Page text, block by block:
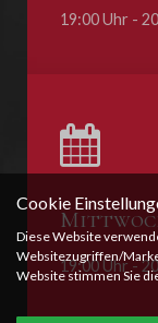
Cookie
Diese Website
Websitezugriffen/
Website stimmen Sie
19:00 Uhr -
19:00 Uhr -